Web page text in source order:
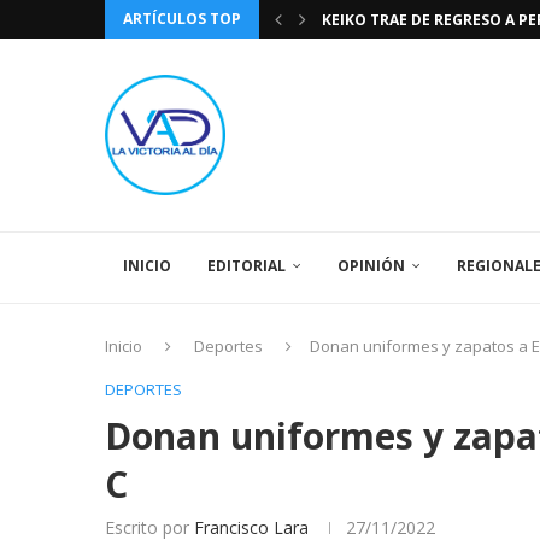
ARTÍCULOS TOP
KEIKO TRAE DE REGRESO A
INICIO EDITORIAL OPINIÓN
Inicio Deportes
Donan uniformes y zapatos a
DEPORTES
Donan uniformes y
C
Escrito por Francisco Lara 27/11/2022